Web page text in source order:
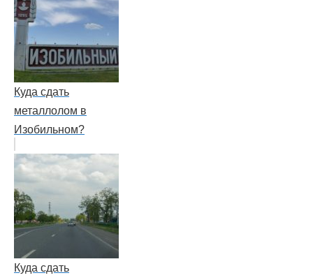
Куда сдать
металлолом в
Изобильном?
Куда сдать